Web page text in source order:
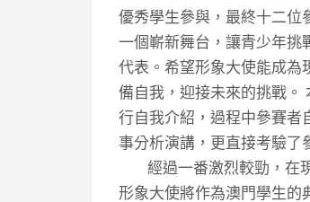
優秀學生參與，最終十二位
一個嶄新舞台，讓青少年挑
代表。希望形象大使能成為
備自我，迎接未來的挑戰。
行自我介紹，過程中參賽者
事分析演講，更直接考驗了
經過一番激烈較勁，在
形象大使將作為澳門學生的